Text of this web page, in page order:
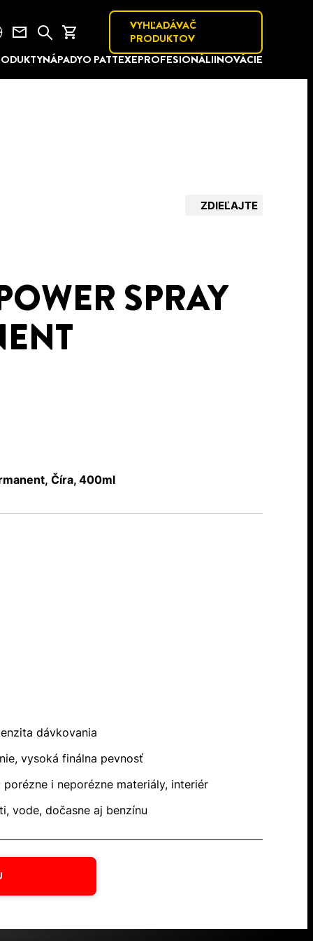
NÁPADYO PATTEXEPROFESIONÁLIINOVÁCIE
VYHĽADÁVAČ
PRODUKTOV
ZDIEĽAJTE
SPRAY
Číra, 400ml
dávkovania
vysoká finálna pevnosť
i neporézne materiály, interiér
vode, dočasne aj benzínu